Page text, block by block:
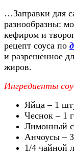
…Заправки для
разнообразны:
кефиром и
рецепт соуса по
и разрешенное
жиров.
Ингредиенты
Яйца – 1
Чеснок – 1
Лимонный
Анчоусы –
1/4 чайной